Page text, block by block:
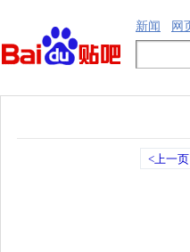
新闻 网
<上一页